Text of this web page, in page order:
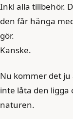
Inkl alla tillbehör.
den får hänga
gör.
Kanske.
Nu kommer det
inte låta den ligga
naturen.